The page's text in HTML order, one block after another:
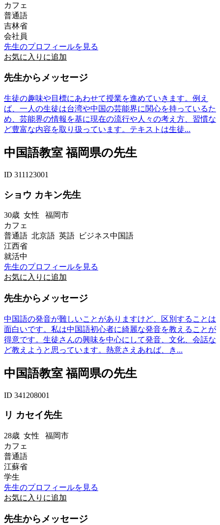
カフェ
普通語
吉林省
会社員
先生のプロフィールを見る
お気に入りに追加
先生からメッセージ
生徒の趣味や目標にあわせて授業を進めていきます。例え
ば、一人の生徒は台湾や中国の芸能界に関心を持っているた
め、芸能界の情報を基に現在の流行や人々の考え方、習慣な
ど豊富な内容を取り扱っています。テキストは生徒...
中国語教室 福岡県の先生
ID 311123001
ショウ カキン先生
30歳 女性 福岡市
カフェ
普通語 北京語 英語 ビジネス中国語
江西省
就活中
先生のプロフィールを見る
お気に入りに追加
先生からメッセージ
中国語の発音が難しいことがありますけど、区別することは
面白いです。私は中国語初心者に綺麗な発音を教えることが
得意です。生徒さんの興味を中心にして発音、文化、会話な
ど教えようと思っています。熱意さえあれば、き...
中国語教室 福岡県の先生
ID 341208001
リ カセイ先生
28歳 女性 福岡市
カフェ
普通語
江蘇省
学生
先生のプロフィールを見る
お気に入りに追加
先生からメッセージ